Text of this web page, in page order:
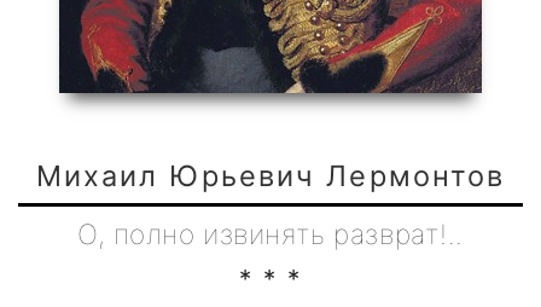
Михаил Юрьевич Лермонтов
О, полно извинять разврат!..
* * *